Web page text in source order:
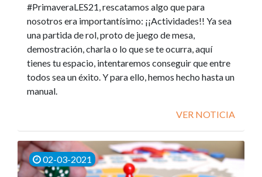
#PrimaveraLES21, rescatamos algo que para
nosotros era importantísimo: ¡¡Actividades!! Ya sea
una partida de rol, proto de juego de mesa,
demostración, charla o lo que se te ocurra, aquí
tienes tu espacio, intentaremos conseguir que entre
todos sea un éxito. Y para ello, hemos hecho hasta un
manual.
VER NOTICIA
02-03-2021